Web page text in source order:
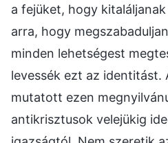
a fejüket, hogy
arra, hogy
minden lehetségest
levessék ezt az identitást.
mutatott ezen
antikrisztusok velejükig